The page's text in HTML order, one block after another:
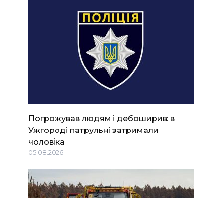
Погрожував людям і дебоширив: в
Ужгороді патрульні затримали
чоловіка
05.08.2026